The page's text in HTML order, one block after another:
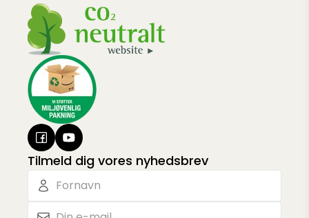
Tilmeld dig vores nyhedsbrev